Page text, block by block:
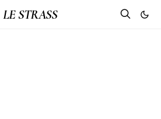
LE STRASS